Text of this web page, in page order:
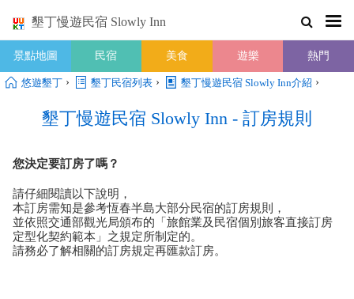
墾丁慢遊民宿 Slowly Inn
景點地圖 民宿 美食 遊樂 熱門
悠遊墾丁 › 墾丁民宿列表 › 墾丁慢遊民宿 Slowly Inn介紹 ›
墾丁慢遊民宿 Slowly Inn - 訂房規則
您決定要訂房了嗎？
請仔細閱讀以下說明，
本訂房需知是參考恆春半島大部分民宿的訂房規則，
並依照交通部觀光局頒布的 「旅館業及民宿個別旅客直接訂房
定型化契約範本」之規定所制定的。
請務必了解相關的訂房規定再匯款訂房。